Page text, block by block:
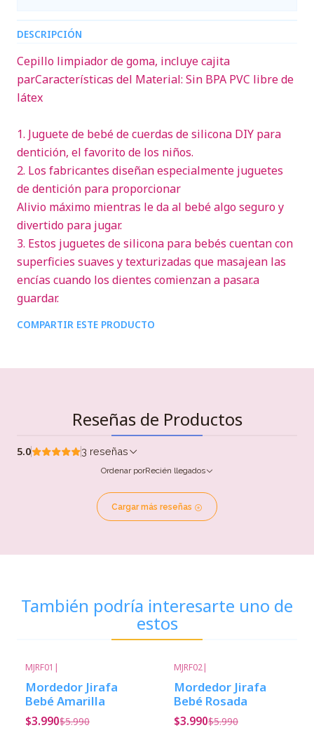
DESCRIPCIÓN
Cepillo limpiador de goma, incluye cajita
parCaracterísticas del Material: Sin BPA PVC libre de
látex
1. Juguete de bebé de cuerdas de silicona DIY para
dentición, el favorito de los niños.
2. Los fabricantes diseñan especialmente juguetes
de dentición para proporcionar
Alivio máximo mientras le da al bebé algo seguro y
divertido para jugar.
3. Estos juguetes de silicona para bebés cuentan con
superficies suaves y texturizadas que masajean las
encías cuando los dientes comienzan a pasar.a
guardar.
COMPARTIR ESTE PRODUCTO
Reseñas de Productos
5.0 3 reseñas
Ordenar porRecién llegados
Cargar más reseñas
También podría interesarte uno de
estos
MJRF01 |
Mordedor Jirafa
Bebé Amarilla
$3.990$5.990
MJRF02|
Mordedor Jirafa
Bebé Rosada
$3.990$5.990